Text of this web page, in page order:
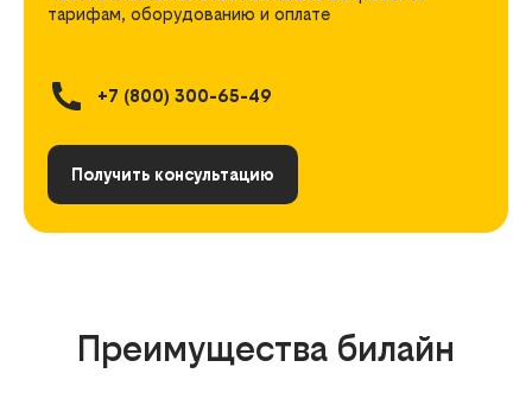
тарифам, оборудованию и оплате
+7 (800) 300-65-49
Получить консультацию
Преимущества билайн